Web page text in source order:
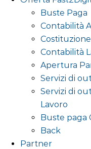
Buste Paga
Contabilità
Contabilità
Apertura
Servizi di
Servizi di
Lavoro
Buste paga
Back
Partner